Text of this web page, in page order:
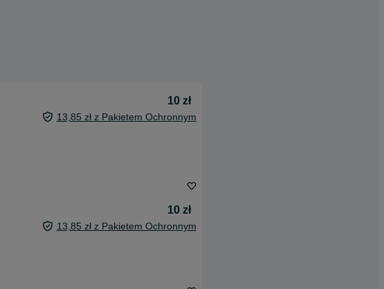
10 zł
13,85 zł z Pakietem Ochronnym
10 zł
13,85 zł z Pakietem Ochronnym